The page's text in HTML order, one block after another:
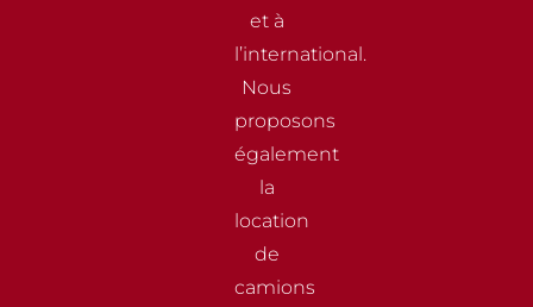
et à
l’international.
Nous
proposons
également
la
location
de
camions